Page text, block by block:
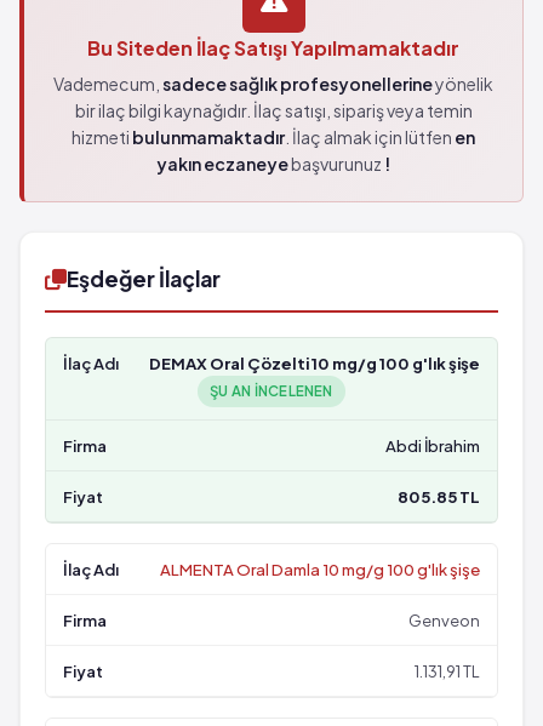
Bu Siteden İlaç Satışı Yapılmamaktadır
Vademecum, sadece sağlık profesyonellerineyönelik
bir ilaç bilgi kaynağıdır. İlaç satışı, sipariş veya temin
hizmeti bulunmamaktadır. İlaç almak için lütfen en
yakın eczaneyebaşvurunuz !
Eşdeğer İlaçlar
DEMAX Oral Çözelti 10 mg/g 100 g'lık şişe
ŞU AN INCELENEN
Abdi İbrahim
805.85 TL
ALMENTA Oral Damla 10 mg/g 100 g'lık şişe
Genveon
1.131,91 TL